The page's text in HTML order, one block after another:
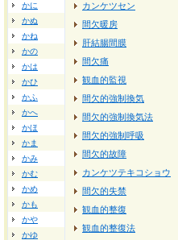
かに
かぬ
かね
かの
かは
かひ
かふ
かへ
かほ
かま
かみ
かむ
かめ
かも
かや
かゆ
カンケツセン
間欠暖房
肝結腸間膜
間欠痛
観血的監視
間欠的強制換気
間欠的強制換気法
間欠的強制呼吸
間欠的故障
カンケツテキコショウ
間欠的失禁
観血的整復
観血的整復法